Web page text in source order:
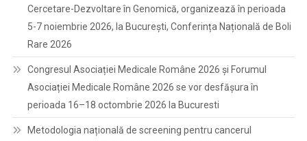
Cercetare-Dezvoltare în Genomică, organizează în perioada
5-7 noiembrie 2026, la București, Conferința Națională de Boli
Rare 2026
Congresul Asociației Medicale Române 2026 și Forumul
Asociației Medicale Române 2026 se vor desfășura în
perioada 16–18 octombrie 2026 la Bucuresti
Metodologia națională de screening pentru cancerul